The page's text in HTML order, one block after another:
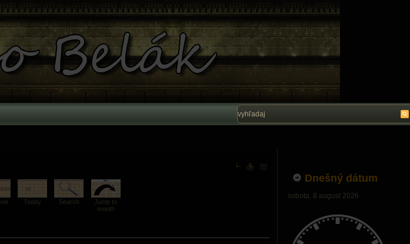
Today Search
Jump to
month
Dnešný dátum
sobota, 8 august 2026